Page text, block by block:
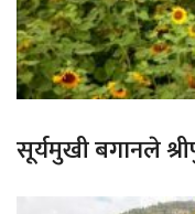
सूर्यमुखी बगानले